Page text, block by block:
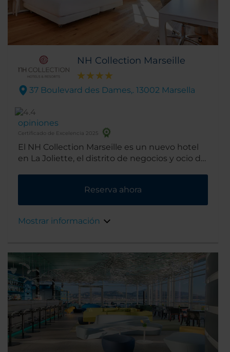
NH Collection Marseille
37 Boulevard des Dames,. 13002 Marsella
opiniones
Certificado de Excelencia 2025
El NH Collection Marseille es un nuevo hotel
en La Joliette, el distrito de negocios y ocio de
ciudad, se encuentra muy cerca de
atracciones turísticas como el casco antiguo y
Reserva ahora
Mostrar información